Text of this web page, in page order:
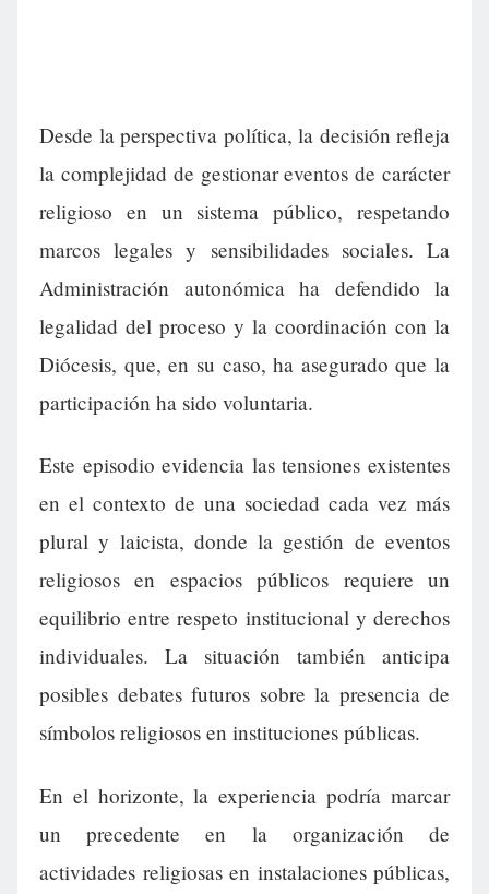
Desde la perspectiva política, la decisión refleja
la complejidad de gestionar eventos de carácter
religioso en un sistema público, respetando
marcos legales y sensibilidades sociales. La
Administración autonómica ha defendido la
legalidad del proceso y la coordinación con la
Diócesis, que, en su caso, ha asegurado que la
participación ha sido voluntaria.
Este episodio evidencia las tensiones existentes
en el contexto de una sociedad cada vez más
plural y laicista, donde la gestión de eventos
religiosos en espacios públicos requiere un
equilibrio entre respeto institucional y derechos
individuales. La situación también anticipa
posibles debates futuros sobre la presencia de
símbolos religiosos en instituciones públicas.
En el horizonte, la experiencia podría marcar
un precedente en la organización de
actividades religiosas en instalaciones públicas,